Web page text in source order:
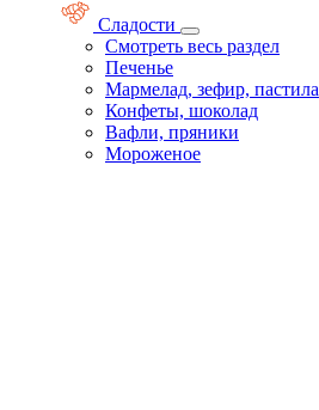
Сладости
Смотреть весь раздел
Печенье
Мармелад, зефир, пастила
Конфеты, шоколад
Вафли, пряники
Мороженое